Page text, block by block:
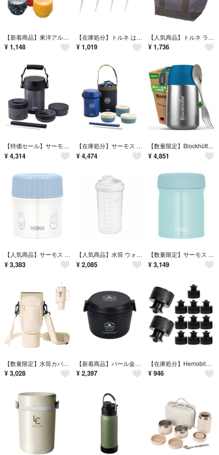
【新着商品】東洋アルミ お弁当 おかずカップ M 102枚入 お徳用3倍 汁も油
¥ 1,148
【在庫処分】トルネ はたらくのりもの ランチピック 11本入 P-3552
¥ 1,019
【人気商品】トルネ ランチバッグ・ランチ巾着・ランチベルト グレー トート型 保
¥ 1,736
【特価セール】サーモス ステンレスランチジャー 約1.3合 ミッドナイトブルー
¥ 4,314
【在庫処分】サーモス サーモス ステンレスランチジャー 約0.6合 ネイビー J
¥ 4,474
【数量限定】Blockhütte スープジャー 530ml 真空断熱 スープボト
¥ 4,851
【人気商品】サーモス 真空断熱スープジャー 300ml ミッフィー アッシュブル
¥ 3,383
【人気商品】水筒 ウォーターボトル ドリンクボトル 540ml ハンドル付き 直
¥ 2,085
【数量限定】サーモス 真空断熱スープジャー 300ml ライトブルー JEB-3
¥ 3,149
【数量限定】水筒カバー 対応スポーツボトル ショルダー ストラップ付き 40oz
¥ 3,028
【新着商品】パール金属 保温 どんぶり ランチジャー 770ml お弁当 ブラッ
¥ 2,397
【在庫処分】Hemobllo 12個入り 黒色PE素材 28歯径対応 スポーツボ
¥ 946